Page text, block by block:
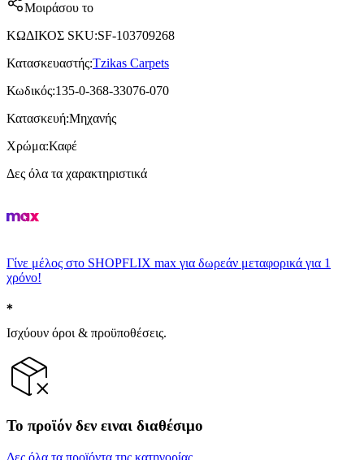
Μοιράσου το
ΚΩΔΙΚΟΣ SKU:SF-103709268
Κατασκευαστής:Tzikas Carpets
Κωδικός:135-0-368-33076-070
Κατασκευή:Μηχανής
Χρώμα:Καφέ
Δες όλα τα χαρακτηριστικά
Γίνε μέλος στο SHOPFLIX max για δωρεάν μεταφορικά για 1
χρόνο!
Ισχύουν όροι & προϋποθέσεις.
Το προϊόν δεν ειναι διαθέσιμο